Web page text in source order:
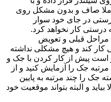
صاف و بدون مشکل روی
در جای خود سوار
درستی کار نخواهد کرد.
قبلی و تعویض
کند و هیچ مشکلی نداشته
است پیش از کار کردن با جک و
جک را آزمایش کنید و از
را چند مرتبه به پایین
و البته بتواند موقعیت خود